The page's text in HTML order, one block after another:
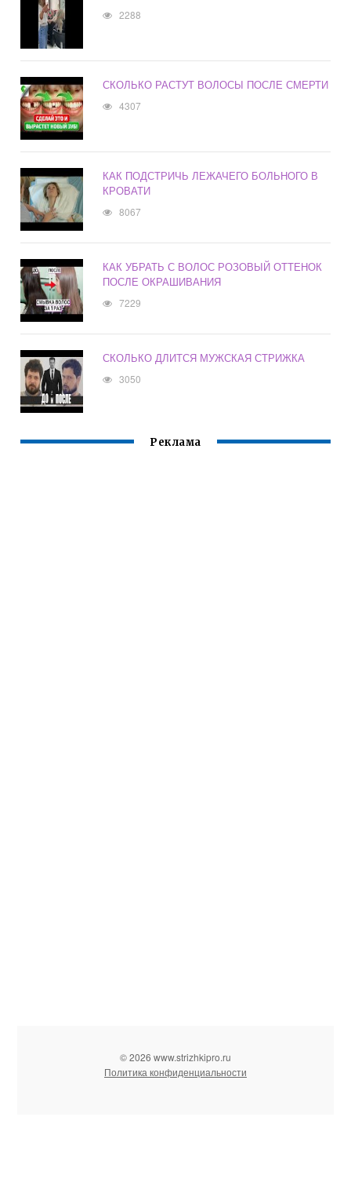
2288
СКОЛЬКО РАСТУТ ВОЛОСЫ ПОСЛЕ СМЕРТИ
4307
КАК ПОДСТРИЧЬ ЛЕЖАЧЕГО БОЛЬНОГО В
КРОВАТИ
8067
КАК УБРАТЬ С ВОЛОС РОЗОВЫЙ ОТТЕНОК
ПОСЛЕ ОКРАШИВАНИЯ
7229
СКОЛЬКО ДЛИТСЯ МУЖСКАЯ СТРИЖКА
3050
Реклама
© 2026 www.strizhkipro.ru
Политика конфиденциальности